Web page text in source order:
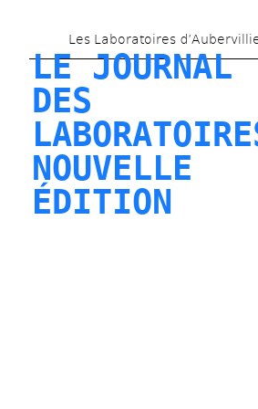
Les Laboratoires
LE JOURNAL
DES
NOUVELLE
ÉDITION